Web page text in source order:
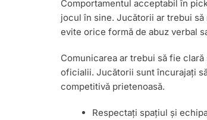
Comportamentul acceptabil în
jocul în sine. Jucătorii ar trebui
evite orice formă de abuz verbal
Comunicarea ar trebui să fie
oficialii. Jucătorii sunt încurajați
competitivă prietenoasă.
Respectați spațiul și